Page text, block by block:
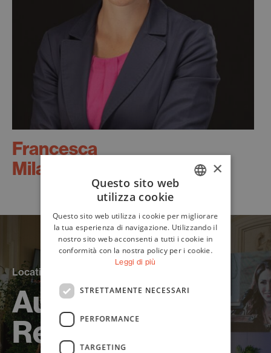
Francesca
Milano
Location
Aula Magna del
Rettorato
ENGLISH
×
Questo sito web
utilizza cookie
Questo sito web utilizza i cookie per migliorare
la tua esperienza di navigazione. Utilizzando il
nostro sito web acconsenti a tutti i cookie in
conformità con la nostra policy per i cookie.
Leggi di più
STRETTAMENTE NECESSARI
PERFORMANCE
TARGETING